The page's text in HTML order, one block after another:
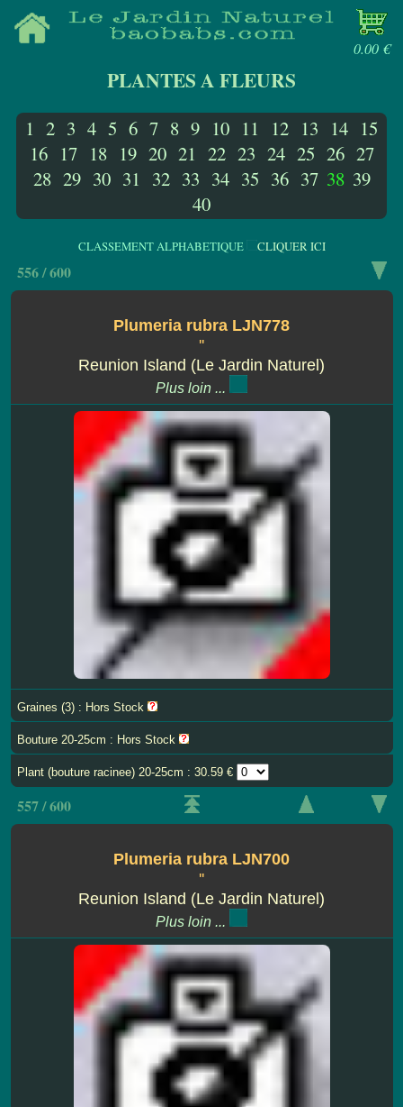
0.00 €
PLANTES A FLEURS
1 2 3 4 5 6 7 8 9 10 11 12 13 14 15
16 17 18 19 20 21 22 23 24 25 26 27
28 29 30 31 32 33 34 35 36 37 38 39
40
CLASSEMENT ALPHABETIQUE CLIQUER ICI
556 / 600
Plumeria rubra LJN778
''
Reunion Island (Le Jardin Naturel)
Plus loin ...
Graines (3) : Hors Stock
Bouture 20-25cm : Hors Stock
Plant (bouture racinee) 20-25cm : 30.59 €
557 / 600
Plumeria rubra LJN700
''
Reunion Island (Le Jardin Naturel)
Plus loin ...